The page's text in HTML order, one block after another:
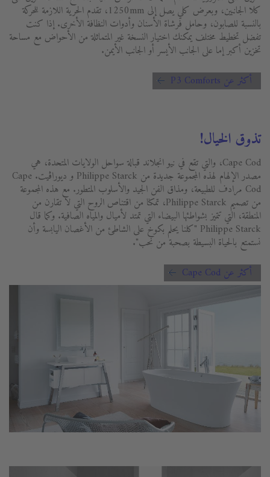
كلا الجانبين، وبعرض كلي يصل إلى 1250mm، تقدم الحرية اللازمة للحركة
بالنسبة للصابون، وحامل فرشاة الأسنان وأدوات النظافة الأخرى. إذا كنت
تفضل تخطيط مختلف يمكنك اختيار النسخة غير المتماثلة من الأحواض مع مساحة
تخزين أكبر إما على الجانب الأيسر أو الجانب الأيمن.
أكثر عن P3 Comforts
تذوق الخيال!
Cape Cod، والتي تقع في نيو انجلاند قبالة سواحل الولايات المتحدة، هي
مصدر الإلهام لهذه المجموعة جديدة من Philippe Starck و ديوراڨيت. Cape
Cod مرادف للطبيعة، ومذاق الفن الجيد والأسلوب المتطور. مع هذه المجموعة
من تصميم Philippe Starck، تمكنا من اقتناص الروح التي لا تقارن من
المنطقة، التي تتميز بشواطئها البيضاء التي تمتد لأميال والمياه الصافية. وكما قال
Philippe Starck "كلنا يحلم بكوخ على الشاطئ من الأغصان اليابسة وأن
نستمتع بالحياة البسيطة بصحبة من نحب".
أكثر عن Cape Cod